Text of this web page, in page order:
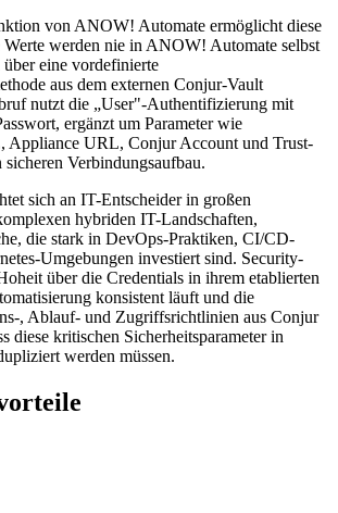
von ANOW! Automate ermöglicht diese
Werte werden nie in ANOW! Automate selbst
über eine vordefinierte
aus dem externen Conjur-Vault
nutzt die „User"-Authentifizierung mit
ergänzt um Parameter wie
Appliance URL, Conjur Account und Trust-
Verbindungsaufbau.
sich an IT-Entscheider in großen
hybriden IT-Landschaften,
die stark in DevOps-Praktiken, CI/CD-
Umgebungen investiert sind. Security-
über die Credentials in ihrem etablierten
konsistent läuft und die
, Ablauf- und Zugriffsrichtlinien aus Conjur
diese kritischen Sicherheitsparameter in
werden müssen.